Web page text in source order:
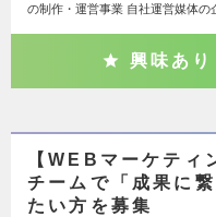
の制作・運営事業 自社運営媒体の
興味あり
【WEBマーケティ
チームで「成果に
たい方を募集